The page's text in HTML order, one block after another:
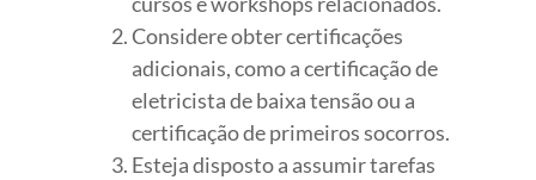
Considere obter certificações
adicionais, como a certificação de
eletricista de baixa tensão ou a
certificação de primeiros socorros.
Esteja disposto a assumir tarefas